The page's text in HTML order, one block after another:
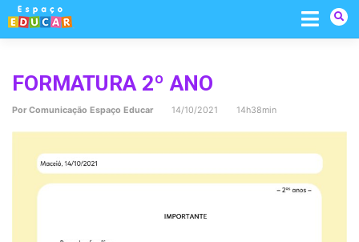
Skip
content
FORMATURA 2º ANO
Por Comunicação Espaço Educar 14/10/2021 14h38min